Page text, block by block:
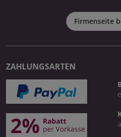
Firmenseite
ZAHLUNGSARTEN